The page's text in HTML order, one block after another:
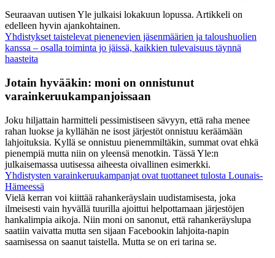
Seuraavan uutisen Yle julkaisi lokakuun lopussa. Artikkeli on
edelleen hyvin ajankohtainen.
Yhdistykset taistelevat pienenevien jäsenmäärien ja taloushuolien
kanssa – osalla toiminta jo jäissä, kaikkien tulevaisuus täynnä
haasteita
Jotain hyvääkin: moni on onnistunut
varainkeruukampanjoissaan
Joku hiljattain harmitteli pessimistiseen sävyyn, että raha menee
rahan luokse ja kyllähän ne isost järjestöt onnistuu keräämään
lahjoituksia. Kyllä se onnistuu pienemmiltäkin, summat ovat ehkä
pienempiä mutta niin on yleensä menotkin. Tässä Yle:n
julkaisemassa uutisessa aiheesta oivallinen esimerkki.
Yhdistysten varainkeruukampanjat ovat tuottaneet tulosta Lounais-
Hämeessä
Vielä kerran voi kiittää rahankeräyslain uudistamisesta, joka
ilmeisesti vain hyvällä tuurilla ajoittui helpottamaan järjestöjen
hankalimpia aikoja. Niin moni on sanonut, että rahankeräyslupa
saatiin vaivatta mutta sen sijaan Facebookin lahjoita-napin
saamisessa on saanut taistella. Mutta se on eri tarina se.